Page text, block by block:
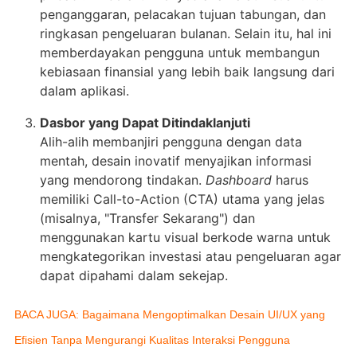
penganggaran, pelacakan tujuan tabungan, dan
ringkasan pengeluaran bulanan. Selain itu, hal ini
memberdayakan pengguna untuk membangun
kebiasaan finansial yang lebih baik langsung dari
dalam aplikasi.
Dasbor yang Dapat Ditindaklanjuti
Alih-alih membanjiri pengguna dengan data
mentah, desain inovatif menyajikan informasi
yang mendorong tindakan. Dashboardharus
memiliki Call-to-Action (CTA) utama yang jelas
(misalnya, "Transfer Sekarang") dan
menggunakan kartu visual berkode warna untuk
mengkategorikan investasi atau pengeluaran agar
dapat dipahami dalam sekejap.
BACA JUGA: Bagaimana Mengoptimalkan Desain UI/UX yang
Efisien Tanpa Mengurangi Kualitas Interaksi Pengguna